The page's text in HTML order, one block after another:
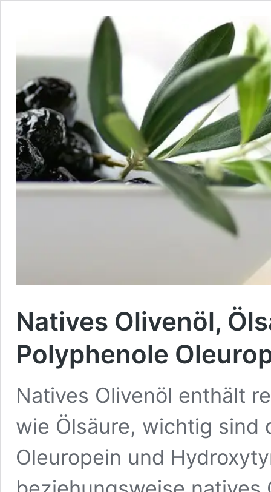
Natives Olivenöl,
Polyphenole
Natives Olivenöl enthält
wie Ölsäure, wichtig sind
Oleuropein und